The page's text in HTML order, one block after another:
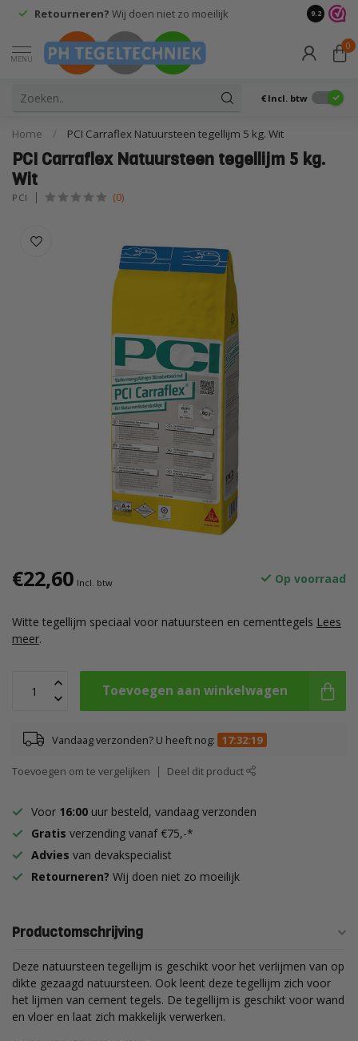
Retourneren? Wij doen niet zo moeilijk 9.2
MENU
0
€ Incl. btw
Home / PCI Carraflex Natuursteen tegellijm 5 kg. Wit
PCI Carraflex Natuursteen tegellijm 5 kg.
Wit
PCI (0)
€22,60 Incl. btw Op voorraad
Witte tegellijm speciaal voor natuursteen en cementtegels Lees
meer.
Toevoegen aan winkelwagen
Vandaag verzonden? U heeft nog: 17:32:18
Toevoegen om te vergelijken Deel dit product
Voor 16:00 uur besteld, vandaag verzonden
Gratis verzending vanaf €75,-*
Advies van devakspecialist
Retourneren? Wij doen niet zo moeilijk
Productomschrijving
Deze natuursteen tegellijm is geschikt voor het verlijmen van op
dikte gezaagd natuursteen. Ook leent deze tegellijm zich voor
het lijmen van cement tegels. De tegellijm is geschikt voor wand
en vloer en laat zich makkelijk verwerken.